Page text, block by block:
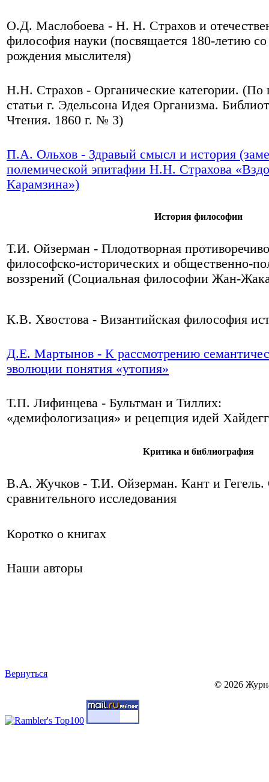
О.Д. Маслобоева - Н. Н. Страхов и
философия науки (посвящается 180-летию
рождения мыслителя)
Н.Н. Страхов - Органические категории. (По
статьи г. Эдельсона Идея Организма.
Чтения. 1860 г. № 3)
П.А. Ольхов - Здравый смысл и история
полемической эпитафии Н.Н. Страхова
Карамзина»)
История философии
Т.И. Ойзерман - Плодотворная
философско-исторических и общественно-
воззрений (Социальная философии Жан-
К.В. Хвостова - Византийская философия
Д.Е. Мартынов - К рассмотрению
эволюции понятия «утопия»
Т.П. Лифинцева - Бультман и Тиллих:
«демифологизация» и рецепция идей
Критика и библиография
В.А. Жучков - Т.И. Ойзерман. Кант и
сравнительного исследования
Коротко о книгах
Наши авторы
Вернуться
© 2026